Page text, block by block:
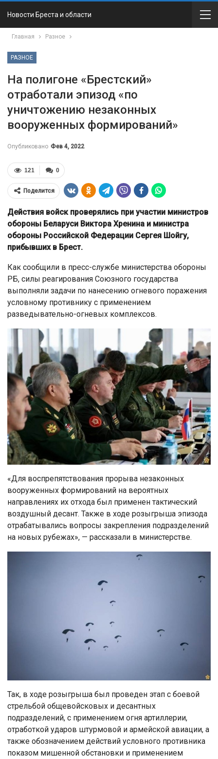
Новости Бреста и области
Главная Разное
РАЗНОЕ
На полигоне «Брестский»
отработали эпизод «по
уничтожению незаконных
вооруженных формирований»
Опубликовано Фев 4, 2022
0
121
Поделится
Действия войск проверялись при участии министров
обороны Беларуси Виктора Хренина и министра
обороны Российской Федерации Сергея Шойгу,
прибывших в Брест.
Как сообщили в пресс-службе министерства обороны
РБ, силы реагирования Союзного государства
выполняли задачи по нанесению огневого поражения
условному противнику с применением
разведывательно-огневых комплексов.
«Для воспрепятствования прорыва незаконных
вооруженных формирований на вероятных
направлениях их отхода был применен тактический
воздушный десант. Также в ходе розыгрыша эпизода
отрабатывались вопросы закрепления подразделений
на новых рубежах», — рассказали в министерстве.
Так, в ходе розыгрыша был проведен этап с боевой
стрельбой общевойсковых и десантных
подразделений, с применением огня артиллерии,
отработкой ударов штурмовой и армейской авиации, а
также обозначением действий условного противника
показом мишенной обстановки и применением